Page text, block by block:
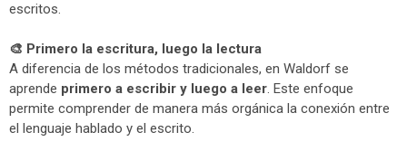
escritos.
🎨 Primero la escritura, luego la lectura
A diferencia de los métodos tradicionales, en Waldorf se
aprende primero a escribir y luego a leer. Este enfoque
permite comprender de manera más orgánica la conexión entre
el lenguaje hablado y el escrito.